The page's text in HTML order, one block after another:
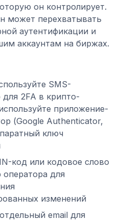
он контролирует.
может перехватывать
аутентификации и
аккаунтам на биржах.
SMS-
2FA в крипто-
приложение-
(Google Authenticator,
ключ
код или кодовое слово
для
изменений
email для